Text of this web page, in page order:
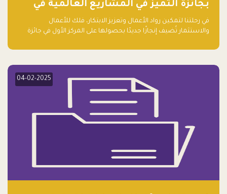
بجائزة التميز في المشاريع العالمية في
ريادة الأعمال الصاعدة لعام ٢٠٢٤
في رحلتنا لتمكين رواد الأعمال وتعزيز الابتكار، فلك للأعمال
والاستثمار تُضيف إنجازًا جديدًا بحصولها على المركز الأول في جائزة
04-02-2025